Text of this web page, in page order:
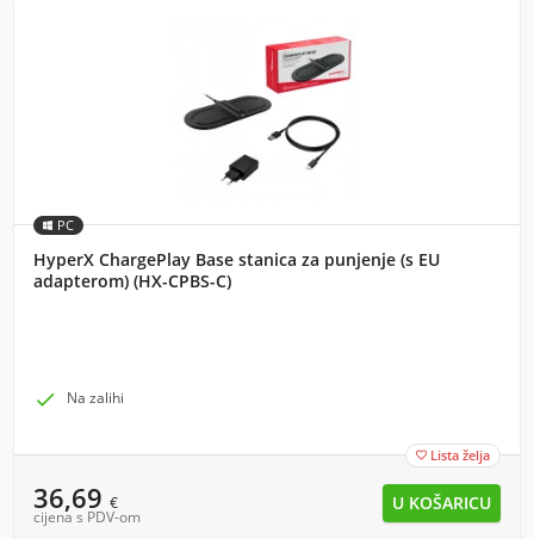
PC
HyperX ChargePlay Base stanica za punjenje (s EU
adapterom) (HX-CPBS-C)
 Na zalihi
 Lista želja
36,69 €
cijena s PDV-om